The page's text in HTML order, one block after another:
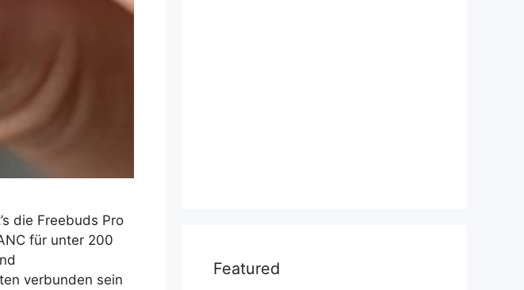
die Freebuds Pro
für unter 200
verbunden sein
Featured